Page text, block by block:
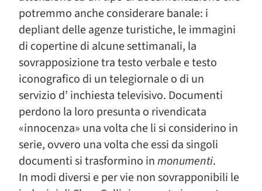
potremmo anche considerare banale: i
depliant delle agenze turistiche, le immagini
di copertine di alcune settimanali, la
sovrapposizione tra testo verbale e testo
iconografico di un telegiornale o di un
servizio d’ inchiesta televisivo. Documenti
perdono la loro presunta o rivendicata
«innocenza» una volta che li si considerino in
serie, ovvero una volta che essi da singoli
documenti si trasformino inmonumenti.
In modi diversi e per vie non sovrapponibili le